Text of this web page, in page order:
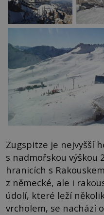
Zugspitze je nejvyšší
s nadmořskou výškou
hranicích s
z německé, ale i
údolí, které leží
vrcholem, se nachází